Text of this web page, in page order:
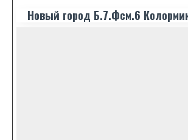
Новый город Б.7.Фсм.6